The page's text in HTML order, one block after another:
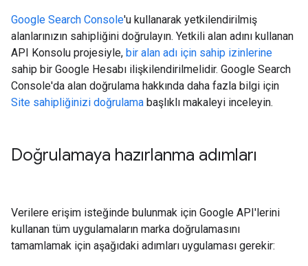
Google Search Console'u kullanarak yetkilendirilmiş
alanlarınızın sahipliğini doğrulayın. Yetkili alan adını kullanan
API Konsolu projesiyle, bir alan adı için sahip izinlerine
sahip bir Google Hesabı ilişkilendirilmelidir. Google Search
Console'da alan doğrulama hakkında daha fazla bilgi için
Site sahipliğinizi doğrulama başlıklı makaleyi inceleyin.
Doğrulamaya hazırlanma adımları
Verilere erişim isteğinde bulunmak için Google API'lerini
kullanan tüm uygulamaların marka doğrulamasını
tamamlamak için aşağıdaki adımları uygulaması gerekir: